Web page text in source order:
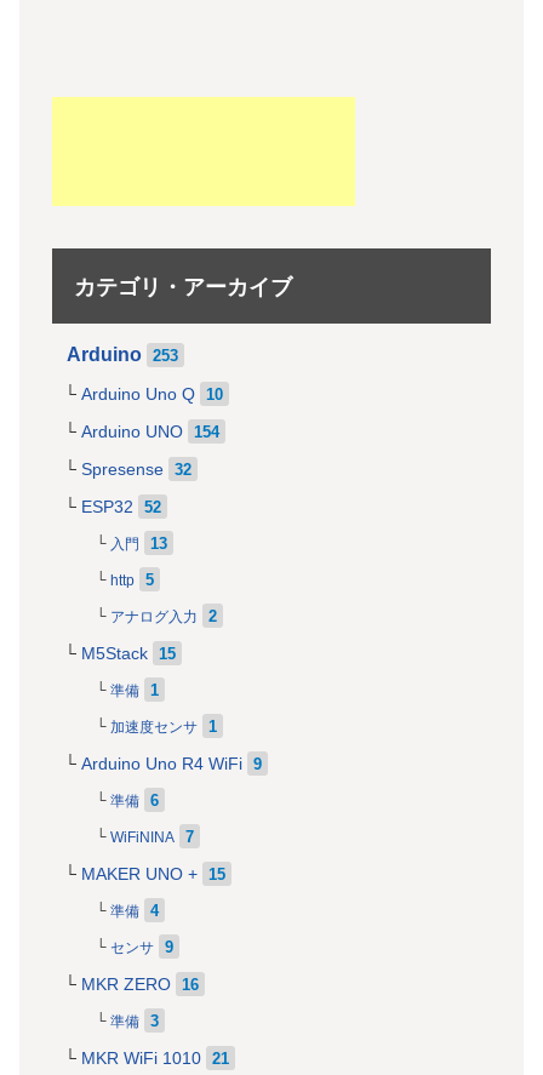
カテゴリ・アーカイブ
Arduino 253
Arduino Uno Q 10
Arduino UNO 154
Spresense 32
ESP32 52
入門 13
http 5
アナログ入力 2
M5Stack 15
準備 1
加速度センサ 1
Arduino Uno R4 WiFi 9
準備 6
WiFiNINA 7
MAKER UNO + 15
準備 4
センサ 9
MKR ZERO 16
準備 3
MKR WiFi 1010 21